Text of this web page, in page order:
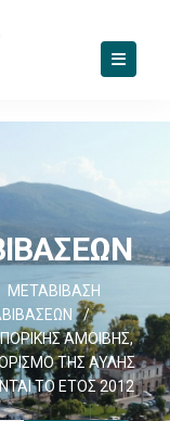
ΜΕΤΑΒΙΒΑΣΗ
/
ΑΜΟΙΒΗΣ,
ΤΗΣ ΑΥΛΗΣ
ΤΟ ΕΤΟΣ 2012